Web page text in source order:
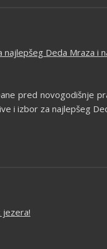
najlepšeg Deda Mraza i
pred novogodišnje
i izbor za najlepšeg
jezera!